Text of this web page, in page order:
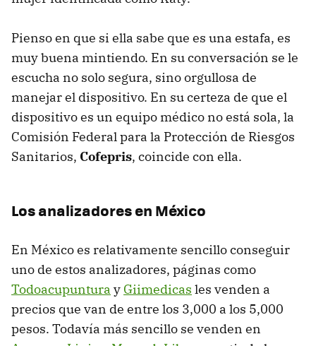
Pienso en que si ella sabe que es una estafa, es
muy buena mintiendo. En su conversación se le
escucha no solo segura, sino orgullosa de
manejar el dispositivo. En su certeza de que el
dispositivo es un equipo médico no está sola, la
Comisión Federal para la Protección de Riesgos
Sanitarios, Cofepris, coincide con ella.
Los analizadores en México
En México es relativamente sencillo conseguir
uno de estos analizadores, páginas como
Todoacupuntura y Giimedicas les venden a
precios que van de entre los 3,000 a los 5,000
pesos. Todavía más sencillo se venden en